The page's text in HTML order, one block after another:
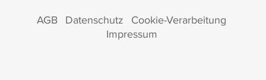
AGB Datenschutz Cookie-Verarbeitung
Impressum